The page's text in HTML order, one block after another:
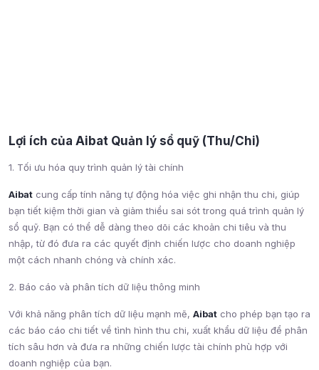
Lợi ích của Aibat Quản lý sổ quỹ (Thu/Chi)
1. Tối ưu hóa quy trình quản lý tài chính
Aibat cung cấp tính năng tự động hóa việc ghi nhận thu chi, giúp
bạn tiết kiệm thời gian và giảm thiểu sai sót trong quá trình quản lý
sổ quỹ. Bạn có thể dễ dàng theo dõi các khoản chi tiêu và thu
nhập, từ đó đưa ra các quyết định chiến lược cho doanh nghiệp
một cách nhanh chóng và chính xác.
2. Báo cáo và phân tích dữ liệu thông minh
Với khả năng phân tích dữ liệu mạnh mẽ, Aibat cho phép bạn tạo ra
các báo cáo chi tiết về tình hình thu chi, xuất khẩu dữ liệu để phân
tích sâu hơn và đưa ra những chiến lược tài chính phù hợp với
doanh nghiệp của bạn.